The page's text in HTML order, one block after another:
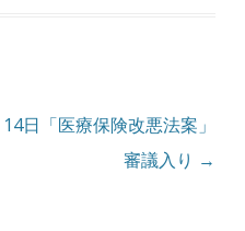
14日「医療保険改悪法案」
審議入り →